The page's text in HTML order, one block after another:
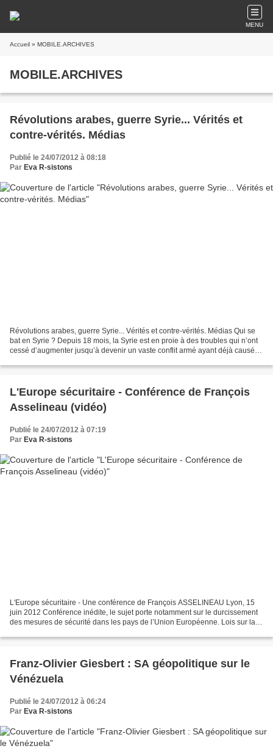
MENU
Accueil » MOBILE.ARCHIVES
MOBILE.ARCHIVES
Révolutions arabes, guerre Syrie... Vérités et
contre-vérités. Médias
Publié le 24/07/2012 à 08:18
Par Eva R-sistons
Révolutions arabes, guerre Syrie... Vérités et contre-vérités. Médias Qui se
bat en Syrie ? Depuis 18 mois, la Syrie est en proie à des troubles qui n’ont
cessé d’augmenter jusqu’à devenir un vaste conflit armé ayant déjà causé la
L'Europe sécuritaire - Conférence de François
Asselineau (vidéo)
Publié le 24/07/2012 à 07:19
Par Eva R-sistons
L'Europe sécuritaire - Une conférence de François ASSELINEAU Lyon, 15
juin 2012 Conférence inédite, le sujet porte notamment sur le durcissement
des mesures de sécurité dans les pays de l’Union Européenne. Lois sur la
Franz-Olivier Giesbert : SA géopolitique sur le
Vénézuela
Publié le 24/07/2012 à 06:24
Par Eva R-sistons